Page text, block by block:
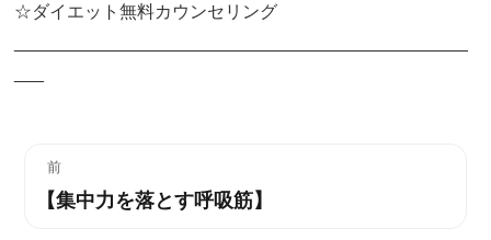
☆ダイエット無料カウンセリング
前
過【集中力を落とす呼吸筋】